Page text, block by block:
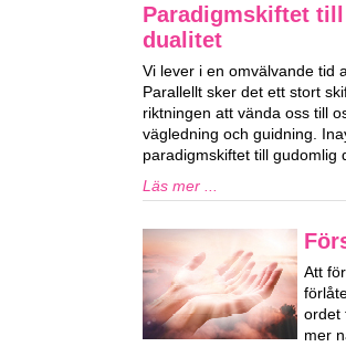
Paradigmskiftet
dualitet
Vi lever i en omvälvande tid
Parallellt sker det ett stort
riktningen att vända oss till
vägledning och guidning.
paradigmskiftet till gudomlig
Läs mer ...
Att
ordet
mer